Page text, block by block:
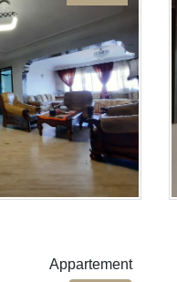
Appartement